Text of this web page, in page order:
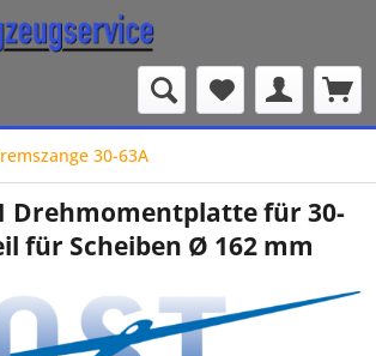
30-63A
Drehmomentplatte für 30-
für Scheiben Ø 162 mm